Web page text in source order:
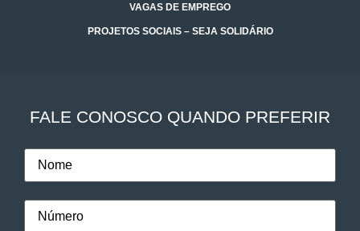
VAGAS DE EMPREGO
PROJETOS SOCIAIS – SEJA SOLIDÁRIO
FALE CONOSCO QUANDO PREFERIR